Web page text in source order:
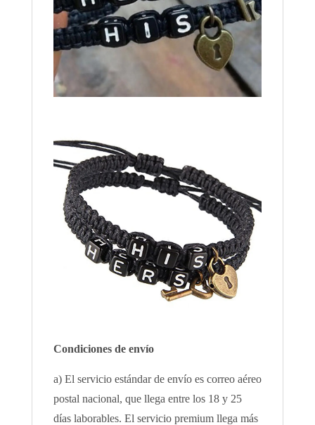
Condiciones de envío
a) El servicio estándar de envío es correo aéreo
postal nacional, que llega entre los 18 y 25
días laborables. El servicio premium llega más